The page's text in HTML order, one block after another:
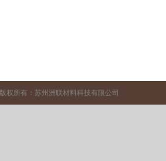
版权所有：苏州洲联材料科技有限公司